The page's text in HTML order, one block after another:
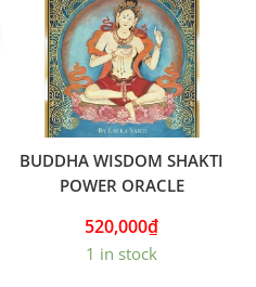
BUDDHA WISDOM SHAKTI
POWER ORACLE
520,000₫
1 in stock